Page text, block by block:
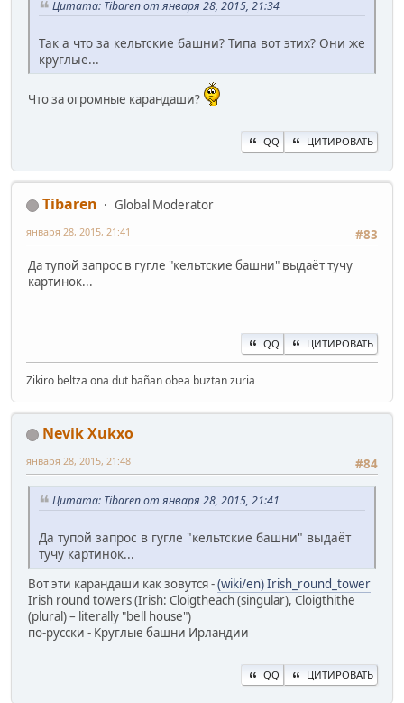
Цитата: Tibaren от января 28, 2015, 21:34
Так а что за кельтские башни? Типа вот этих? Они же
круглые...
Что за огромные карандаши?
QQ ЦИТИРОВАТЬ
Tibaren
Global Moderator
#83
января 28, 2015, 21:41
Да тупой запрос в гугле "кельтские башни" выдаёт тучу
картинок...
QQ ЦИТИРОВАТЬ
Zikiro beltza ona dut bañan obea buztan zuria
Nevik Xukxo
#84
января 28, 2015, 21:48
Цитата: Tibaren от января 28, 2015, 21:41
Да тупой запрос в гугле "кельтские башни" выдаёт
тучу картинок...
Вот эти карандаши как зовутся -(wiki/en) Irish_round_tower
Irish round towers (Irish: Cloigtheach (singular), Cloigthithe
(plural) – literally "bell house")
по-русски - Круглые башни Ирландии
QQ ЦИТИРОВАТЬ